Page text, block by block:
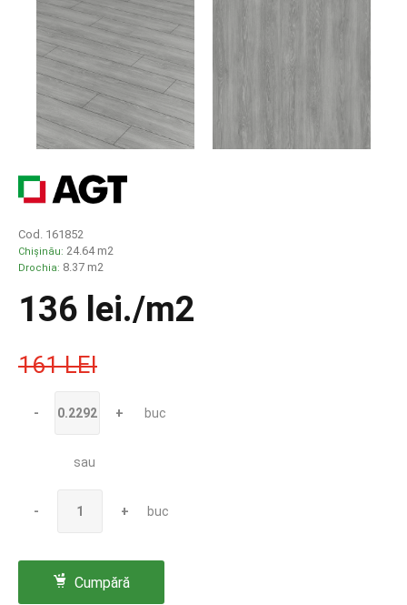
Cod. 161852
Chișinău: 24.64 m2
Drochia: 8.37 m2
136 lei./m2
161 LEI
- + buc
sau
- + buc
Cumpără